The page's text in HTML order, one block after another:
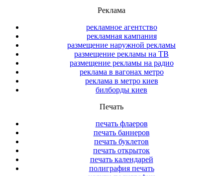
Реклама
рекламное агентство
рекламная кампания
размещение наружной рекламы
размещение рекламы на ТВ
размещение рекламы на радио
реклама в вагонах метро
реклама в метро киев
билборды киев
Печать
печать флаеров
печать баннеров
печать буклетов
печать открыток
печать календарей
полиграфия печать